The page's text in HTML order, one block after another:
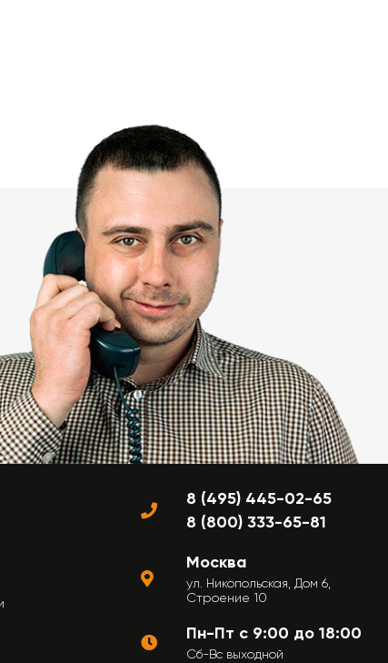
8 (495) 445-02-65
8 (800) 333-65-81
Москва
ул. Никопольская, Дом 6,
Строение 10
Пн-Пт с 9:00 до 18:00
Сб-Вс выходной